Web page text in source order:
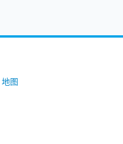
地图